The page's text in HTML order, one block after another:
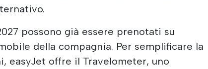
possono già essere prenotati su
della compagnia. Per semplificare la
easyJet offre il Travelometer, uno